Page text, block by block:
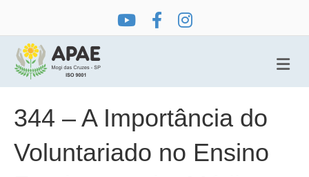
344 – A Importância do
Voluntariado no Ensino